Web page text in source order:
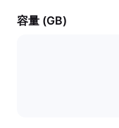
容量 (GB)